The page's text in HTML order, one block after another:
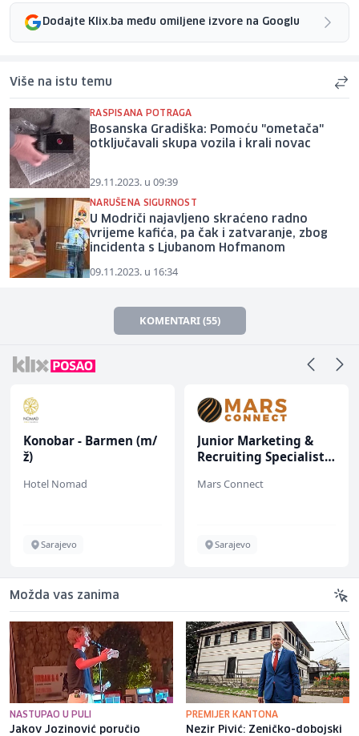
Dodajte Klix.ba među omiljene izvore na Googlu
Više na istu temu
RASPISANA POTRAGA
Bosanska Gradiška: Pomoću "ometača"
otključavali skupa vozila i krali novac
29.11.2023. u 09:39
NARUŠENA SIGURNOST
U Modriči najavljeno skraćeno radno
vrijeme kafića, pa čak i zatvaranje, zbog
incidenta s Ljubanom Hofmanom
09.11.2023. u 16:34
KOMENTARI (55)
Konobar - Barmen (m/
ž)
Hotel Nomad
Sarajevo
Junior Marketing &
Recruiting Specialist
Mars Connect
Sarajevo
Možda vas zanima
NASTUPAO U PULI
Jakov Jozinović poručio
PREMIJER KANTONA
Nezir Pivić: Zeničko-dobojski